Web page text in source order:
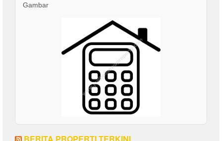
Gambar
BERITA PROPERTI TERKINI